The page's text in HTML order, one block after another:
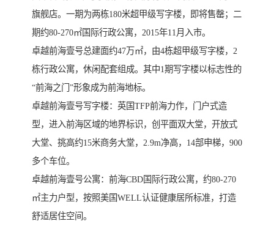
旗舰店。一期为两栋180米超甲级写字楼，即将售罄；二
期约80-270㎡国际行政公寓，2015年11月入市。
卓越前海壹号总建面约47万㎡，由4栋超甲级写字楼，2
栋行政公寓，休闲配套组成。其中1期写字楼以标志性的
“前海之门”形象成为前海地标。
卓越前海壹号写字楼：英国TFP前海力作，门户式造
型，进入前海区域的地界标识，创平面双大堂，开放式
大堂、挑高约15米商务大堂，2.9m净高，14部申梯，900
多个车位。
卓越前海壹号公寓：前海CBD国际行政公寓，约80-270
㎡主力户型，按照美国WELL认证健康居所标准，打造
舒适居住空间。